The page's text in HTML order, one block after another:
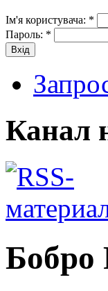
Ім'я користувача: *
Пароль: *
Канал
Бобро